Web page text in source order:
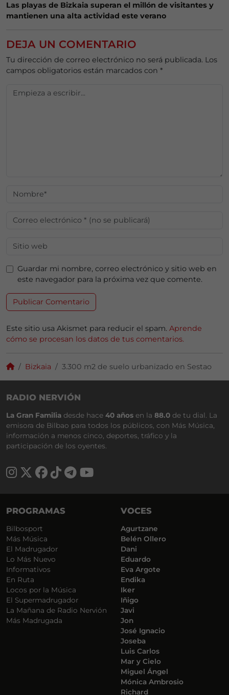
Las playas de Bizkaia superan el millón de visitantes y
mantienen una alta actividad este verano
DEJA UN COMENTARIO
Tu dirección de correo electrónico no será publicada. Los
campos obligatorios están marcados con *
Guardar mi nombre, correo electrónico y sitio web en
este navegador para la próxima vez que comente.
Este sitio usa Akismet para reducir el spam. Aprende
cómo se procesan los datos de tus comentarios.
Bizkaia 3.300 m2 de suelo urbanizado en Sestao
RADIO NERVIÓN
La Gran Familia desde hace 40 años en la 88.0 de tu dial. La
emisora de Bilbao para todos los públicos, con Más Música,
información a menos cinco, deportes, tráfico y la
participación de los oyentes.
PROGRAMAS
Bilbosport
Más Música
El Madrugador
Lo Más Nuevo
Informativos
En Ruta
Locos por la Música
El Supermadrugador
La Mañana de Radio Nervión
Más Madrugada
VOCES
Agurtzane
Belén Ollero
Dani
Eduardo
Eva Argote
Endika
Iker
Iñigo
Javi
Jon
José Ignacio
Joseba
Luis Carlos
Mar y Cielo
Miguel Ángel
Mónica Ambrosio
Richard